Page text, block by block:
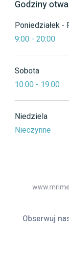
Godziny
Poniedziałek -
9:00 - 20:00
Sobota
10:00 - 19:00
Niedziela
Nieczynne
Obserwuj